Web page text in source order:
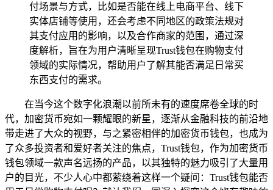
付场景与方式，比如是否能在线上电商平台、线下
实体店铺等使用，还会考虑不同地区的政策法规对
其支付应用的影响，以及合作商家的范围，通过深
度解析，旨在为用户清晰呈现Trust钱包在购物支付
领域的实际情况，帮助用户了解其能否满足日常买
东西支付的需求。
在当今这个数字化浪潮以前所未有的速度席卷全球的时
代，加密货币宛如一颗耀眼的新星，逐渐从金融科技的前沿地
带走进了大众的视野，与之紧密相伴的加密货币钱包，也成为
了众多投资者和爱好者关注的焦点，Trust钱包，作为加密货币
钱包领域一款声名远扬的产品，以其独特的魅力吸引了大量用
户的目光，不少人心中都萦绕着这样一个疑问：Trust钱包能否